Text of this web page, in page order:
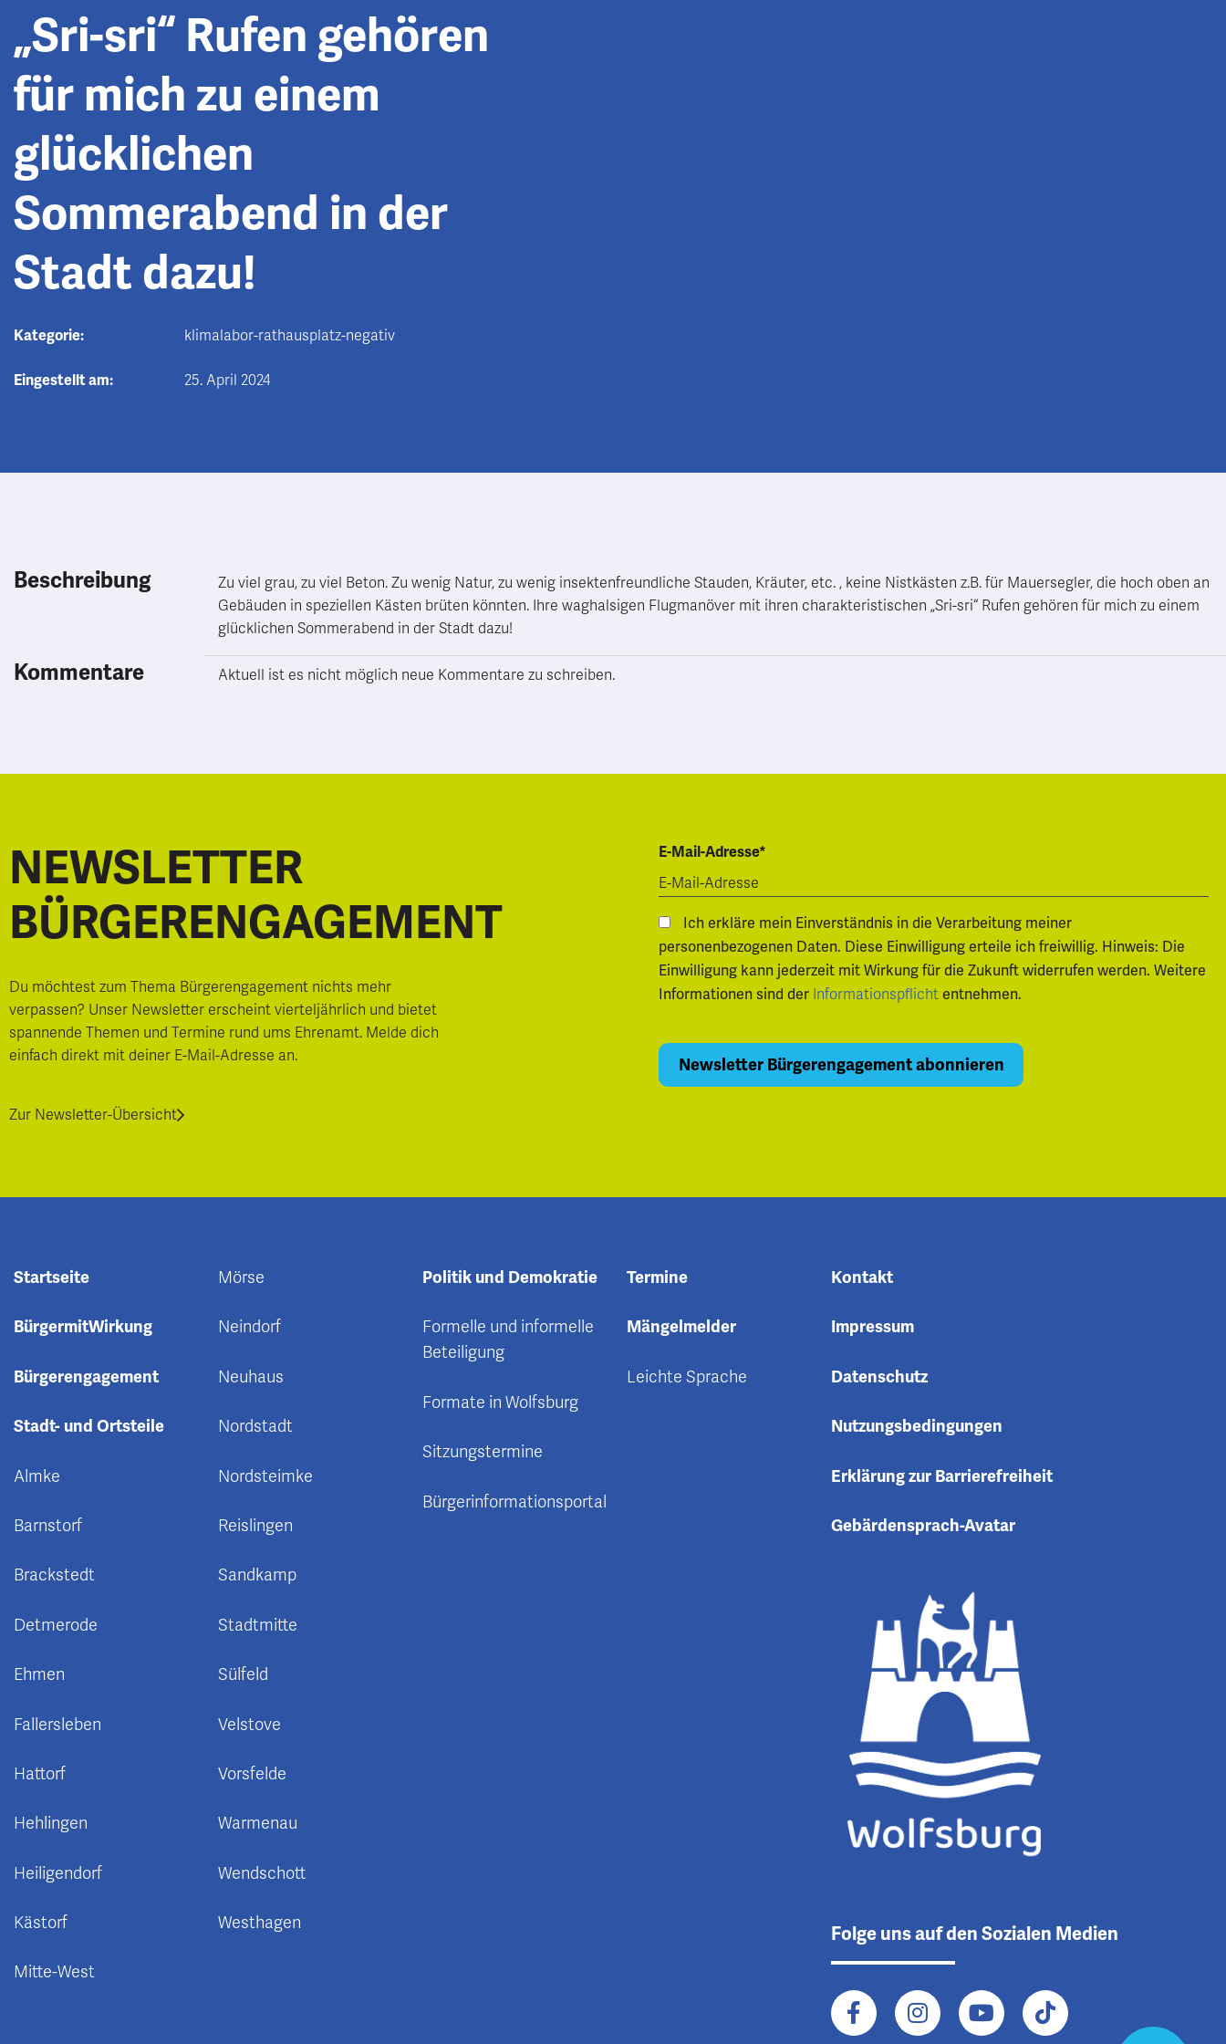
„Sri-sri“ Rufen gehören
für mich zu einem
glücklichen
Sommerabend in der
Stadt dazu!
Kategorie: klimalabor-rathausplatz-negativ
Eingestellt am: 25. April 2024
Beschreibung
Zu viel grau, zu viel Beton. Zu wenig Natur, zu wenig insektenfreundliche Stauden, Kräuter, etc. , keine Nistkästen z.B. für Mauersegler, die hoch oben an
Gebäuden in speziellen Kästen brüten könnten. Ihre waghalsigen Flugmanöver mit ihren charakteristischen „Sri-sri“ Rufen gehören für mich zu einem
glücklichen Sommerabend in der Stadt dazu!
Kommentare Aktuell ist es nicht möglich neue Kommentare zu schreiben.
NEWSLETTER
BÜRGERENGAGEMENT
Du möchtest zum Thema Bürgerengagement nichts mehr
verpassen? Unser Newsletter erscheint vierteljährlich und bietet
spannende Themen und Termine rund ums Ehrenamt. Melde dich
einfach direkt mit deiner E-Mail-Adresse an.
Zur Newsletter-Übersicht
E-Mail-Adresse*
Ich erkläre mein Einverständnis in die Verarbeitung meiner
personenbezogenen Daten. Diese Einwilligung erteile ich freiwillig. Hinweis: Die
Einwilligung kann jederzeit mit Wirkung für die Zukunft widerrufen werden. Weitere
Informationen sind der Informationspflicht entnehmen.
Startseite
BürgermitWirkung
Bürgerengagement
Stadt- und Ortsteile
Almke
Barnstorf
Brackstedt
Detmerode
Ehmen
Fallersleben
Hattorf
Hehlingen
Heiligendorf
Kästorf
Mitte-West
Mörse
Neindorf
Neuhaus
Nordstadt
Nordsteimke
Reislingen
Sandkamp
Stadtmitte
Sülfeld
Velstove
Vorsfelde
Warmenau
Wendschott
Westhagen
Politik und Demokratie
Formelle und informelle
Beteiligung
Formate in Wolfsburg
Sitzungstermine
Bürgerinformationsportal
Termine
Mängelmelder
Leichte Sprache
Kontakt
Impressum
Datenschutz
Nutzungsbedingungen
Erklärung zur Barrierefreiheit
Gebärdensprach-Avatar
Folge uns auf den Sozialen Medien